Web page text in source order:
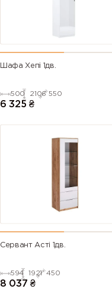
Шафа Хепі 1дв.
500 2106 550
6 325 ₴
Сервант Асті 1дв.
594 1921 450
8 037 ₴